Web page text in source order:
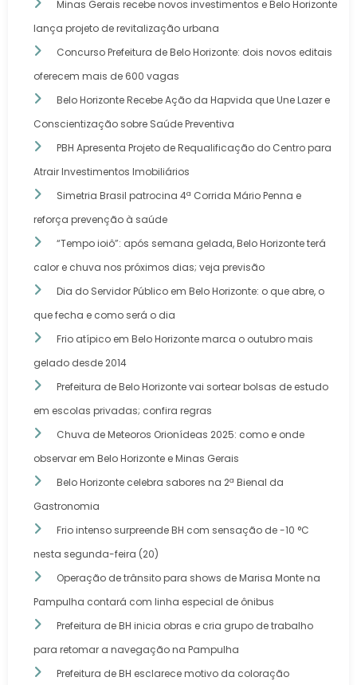
Minas Gerais recebe novos investimentos e Belo Horizonte
lança projeto de revitalização urbana
Concurso Prefeitura de Belo Horizonte: dois novos editais
oferecem mais de 600 vagas
Belo Horizonte Recebe Ação da Hapvida que Une Lazer e
Conscientização sobre Saúde Preventiva
PBH Apresenta Projeto de Requalificação do Centro para
Atrair Investimentos Imobiliários
Simetria Brasil patrocina 4ª Corrida Mário Penna e
reforça prevenção à saúde
“Tempo ioiô”: após semana gelada, Belo Horizonte terá
calor e chuva nos próximos dias; veja previsão
Dia do Servidor Público em Belo Horizonte: o que abre, o
que fecha e como será o dia
Frio atípico em Belo Horizonte marca o outubro mais
gelado desde 2014
Prefeitura de Belo Horizonte vai sortear bolsas de estudo
em escolas privadas; confira regras
Chuva de Meteoros Orionídeas 2025: como e onde
observar em Belo Horizonte e Minas Gerais
Belo Horizonte celebra sabores na 2ª Bienal da
Gastronomia
Frio intenso surpreende BH com sensação de -10 °C
nesta segunda-feira (20)
Operação de trânsito para shows de Marisa Monte na
Pampulha contará com linha especial de ônibus
Prefeitura de BH inicia obras e cria grupo de trabalho
para retomar a navegação na Pampulha
Prefeitura de BH esclarece motivo da coloração